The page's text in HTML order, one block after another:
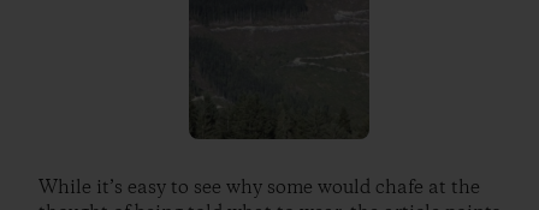
While it’s easy to see why some would chafe at the